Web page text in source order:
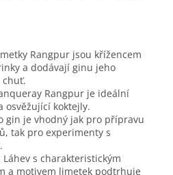
Rangpur jsou křížencem
a dodávají ginu jeho
chuť.
Rangpur je ideální
osvěžující koktejly.
gin je vhodný jak pro přípravu
tak pro experimenty s
s charakteristickým
a motivem limetek podtrhuje